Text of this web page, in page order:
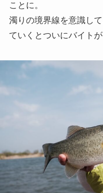
ことに。
濁りの境界線を意識し
ていくとついにバイトが